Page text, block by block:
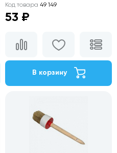
Код товара 49 149
53 ₽
В корзину